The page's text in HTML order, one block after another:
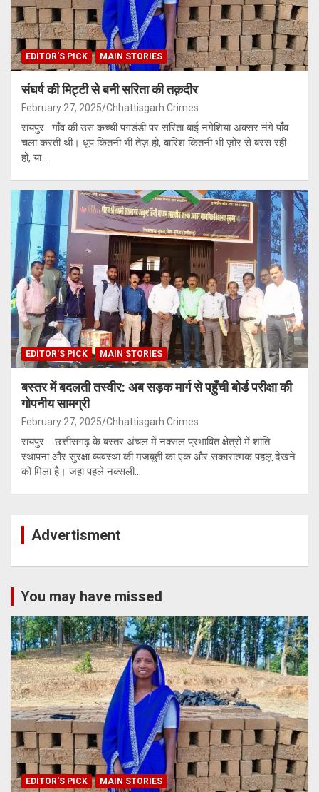
EDITOR'S PICK MAIN STORIES
संघर्ष की मिट्टी से बनी सरिता की तक़दीर
February 27, 2025 Chhattisgarh Crimes
रायपुर : गाँव की उस कच्ची पगडंडी पर सरिता बाई नगेशिया अक्सर नंगे पाँव
चला करती थीं। धूप कितनी भी तेज़ हो, बारिश कितनी भी ज़ोर से बरस रही
हो, या…
EDITOR'S PICK MAIN STORIES
बस्तर में बदलती तस्वीर: अब सड़क मार्ग से पहुँची बोर्ड परीक्षा की
गोपनीय सामग्री
February 27, 2025 Chhattisgarh Crimes
रायपुर : छत्तीसगढ़ के बस्तर अंचल में नक्सल प्रभावित क्षेत्रों में शांति
स्थापना और सुरक्षा व्यवस्था की मजबूती का एक और सकारात्मक पहलू देखने
को मिला है। जहां पहले नक्सली…
Advertisment
You may have missed
EDITOR'S PICK MAIN STORIES